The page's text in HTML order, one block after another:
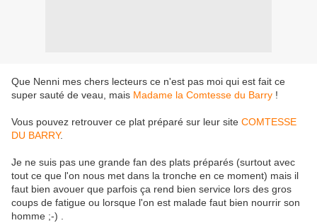
Que Nenni mes chers lecteurs ce n'est pas moi qui est fait ce
super sauté de veau, mais Madame la Comtesse du Barry !
Vous pouvez retrouver ce plat préparé sur leur site COMTESSE
DU BARRY.
Je ne suis pas une grande fan des plats préparés (surtout avec
tout ce que l'on nous met dans la tronche en ce moment) mais il
faut bien avouer que parfois ça rend bien service lors des gros
coups de fatigue ou lorsque l'on est malade faut bien nourrir son
homme ;-) .